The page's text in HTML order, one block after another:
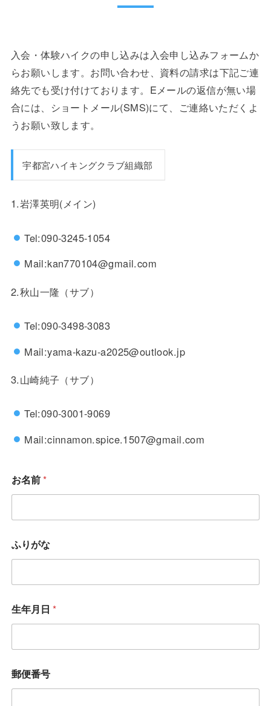
入会・体験ハイクの申し込みは入会申し込みフォームか
らお願いします。お問い合わせ、資料の請求は下記ご連
絡先でも受け付けております。Eメールの返信が無い場
合には、ショートメール(SMS)にて、ご連絡いただくよ
うお願い致します。
宇都宮ハイキングクラブ組織部
1.岩澤英明(メイン)
Tel:090-3245-1054
Mail:kan770104@gmail.com
2.秋山一隆（サブ）
Tel:090-3498-3083
Mail:yama-kazu-a2025@outlook.jp
3.山崎純子（サブ）
Tel:090-3001-9069
Mail:cinnamon.spice.1507@gmail.com
お名前*
ふりがな
生年月日 *
郵便番号